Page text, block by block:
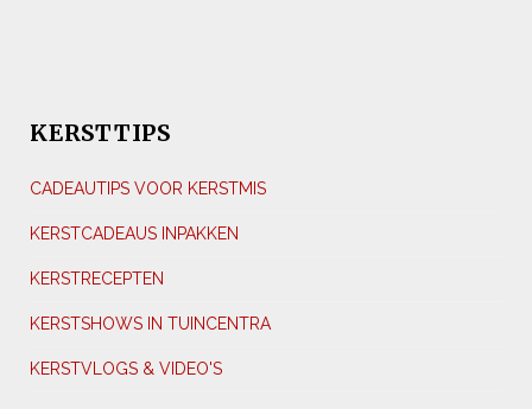
KERSTTIPS
CADEAUTIPS VOOR KERSTMIS
KERSTCADEAUS INPAKKEN
KERSTRECEPTEN
KERSTSHOWS IN TUINCENTRA
KERSTVLOGS & VIDEO'S